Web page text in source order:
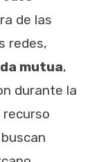
de las
redes,
mutua,
durante la
recurso